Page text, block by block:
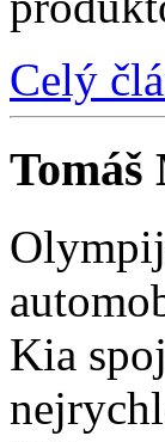
Celý
Tomáš
Kia